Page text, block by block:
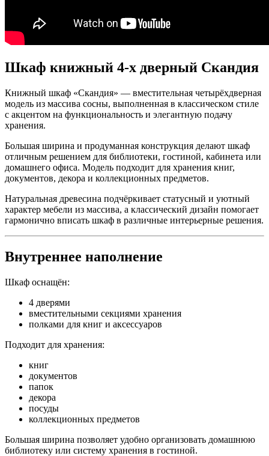
Шкаф книжный 4-х дверный Скандия
Книжный шкаф «Скандия» — вместительная четырёхдверная
модель из массива сосны, выполненная в классическом стиле
с акцентом на функциональность и элегантную подачу
хранения.
Большая ширина и продуманная конструкция делают шкаф
отличным решением для библиотеки, гостиной, кабинета или
домашнего офиса. Модель подходит для хранения книг,
документов, декора и коллекционных предметов.
Натуральная древесина подчёркивает статусный и уютный
характер мебели из массива, а классический дизайн помогает
гармонично вписать шкаф в различные интерьерные решения.
Внутреннее наполнение
Шкаф оснащён:
4 дверями
вместительными секциями хранения
полками для книг и аксессуаров
Подходит для хранения:
книг
документов
папок
декора
посуды
коллекционных предметов
Большая ширина позволяет удобно организовать домашнюю
библиотеку или систему хранения в гостиной.